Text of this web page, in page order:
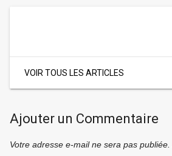
VOIR TOUS LES ARTICLES
Ajouter un Commentaire
Votre adresse e-mail ne sera pas publiée.